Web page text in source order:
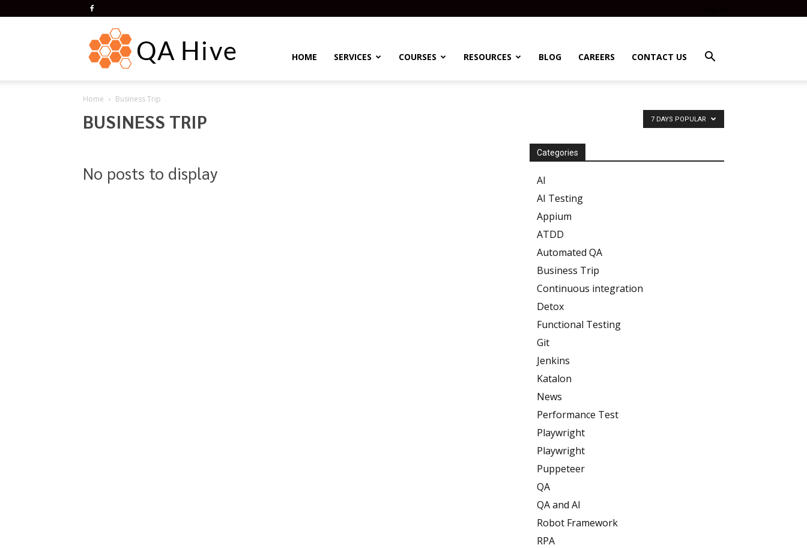
HOME SERVICES COURSES RESOURCES BLOG CAREERS CONTACT US
Home Business Trip
BUSINESS TRIP 7 DAYS POPULAR
No posts to display
Categories
AI
AI Testing
Appium
ATDD
Automated QA
Business Trip
Continuous integration
Detox
Functional Testing
Git
Jenkins
Katalon
News
Performance Test
Playwright
Playwright
Puppeteer
QA
QA and AI
Robot Framework
RPA